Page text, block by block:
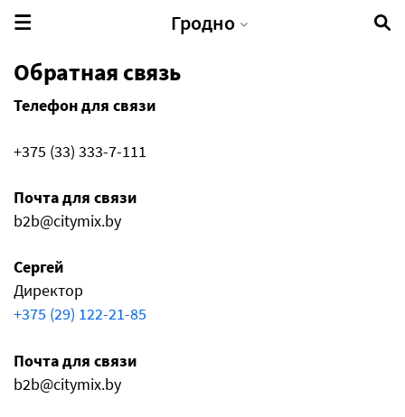
Гродно
Обратная связь
Телефон для связи
+375 (33) 333-7-111
Почта для связи
b2b@citymix.by
Сергей
Директор
+375 (29) 122-21-85
Почта для связи
b2b@citymix.by